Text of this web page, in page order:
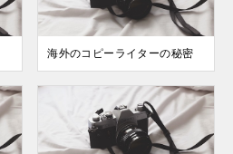
海外のコピーライターの秘密